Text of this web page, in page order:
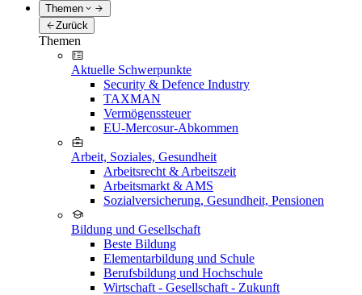
Themen
Zurück
Themen
Aktuelle Schwerpunkte
Security & Defence Industry
TAXMAN
Vermögenssteuer
EU-Mercosur-Abkommen
Arbeit, Soziales, Gesundheit
Arbeitsrecht & Arbeitszeit
Arbeitsmarkt & AMS
Sozialversicherung, Gesundheit, Pensionen
Bildung und Gesellschaft
Beste Bildung
Elementarbildung und Schule
Berufsbildung und Hochschule
Wirtschaft - Gesellschaft - Zukunft